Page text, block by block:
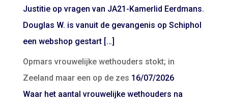
Justitie op vragen van JA21-Kamerlid Eerdmans.
Douglas W. is vanuit de gevangenis op Schiphol
een webshop gestart […]
Opmars vrouwelijke wethouders stokt; in
Zeeland maar een op de zes 16/07/2026
Waar het aantal vrouwelijke wethouders na